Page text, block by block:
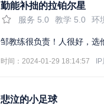
勤能补拙的拉铂尔星
服务 5.0 教学 5.0 环
邹教练很负责！人很好，选
时间：2024-01-29 18:14:57
悲泣的小足球